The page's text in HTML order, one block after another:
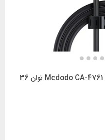
کابل تایپ سی به لایتنینگ مک دودو Mcdodo CA-4761 توان 36